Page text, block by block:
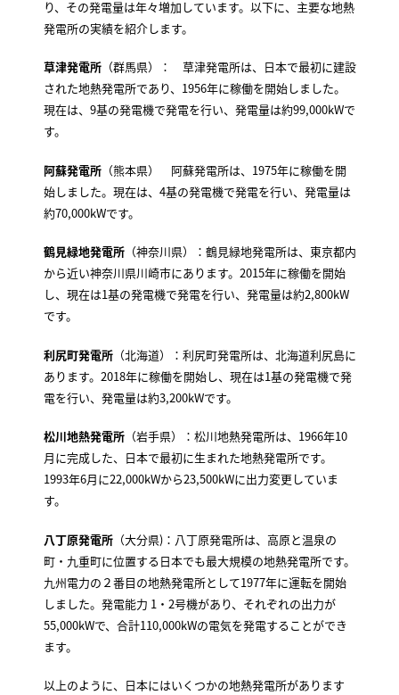
り、その発電量は年々増加しています。以下に、主要な地熱
発電所の実績を紹介します。
草津発電所（群馬県）： 草津発電所は、日本で最初に建設
された地熱発電所であり、1956年に稼働を開始しました。
現在は、9基の発電機で発電を行い、発電量は約99,000kWで
す。
阿蘇発電所（熊本県） 阿蘇発電所は、1975年に稼働を開
始しました。現在は、4基の発電機で発電を行い、発電量は
約70,000kWです。
鶴見緑地発電所（神奈川県）：鶴見緑地発電所は、東京都内
から近い神奈川県川崎市にあります。2015年に稼働を開始
し、現在は1基の発電機で発電を行い、発電量は約2,800kW
です。
利尻町発電所（北海道）：利尻町発電所は、北海道利尻島に
あります。2018年に稼働を開始し、現在は1基の発電機で発
電を行い、発電量は約3,200kWです。
松川地熱発電所（岩手県）：松川地熱発電所は、1966年10
月に完成した、日本で最初に生まれた地熱発電所です。
1993年6月に22,000kWから23,500kWに出力変更していま
す。
八丁原発電所（大分県)：八丁原発電所は、高原と温泉の
町・九重町に位置する日本でも最大規模の地熱発電所です。
九州電力の２番目の地熱発電所として1977年に運転を開始
しました。発電能力 1・2号機があり、それぞれの出力が
55,000kWで、合計110,000kWの電気を発電することができ
ます。
以上のように、日本にはいくつかの地熱発電所があります